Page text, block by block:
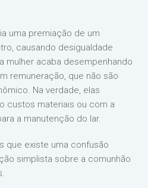
uma premiação de um
causando desigualdade
mulher acaba desempenhando
remuneração, que não são
Na verdade, elas
custos materiais ou com a
a manutenção do lar.
que existe uma confusão
simplista sobre a comunhão